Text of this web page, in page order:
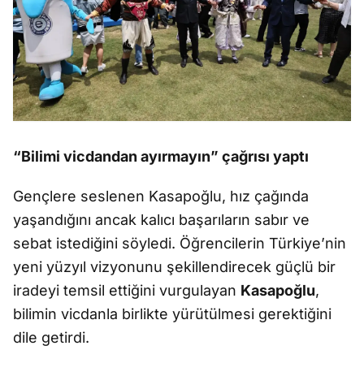
“Bilimi vicdandan ayırmayın” çağrısı yaptı
Gençlere seslenen Kasapoğlu, hız çağında
yaşandığını ancak kalıcı başarıların sabır ve
sebat istediğini söyledi. Öğrencilerin Türkiye’nin
yeni yüzyıl vizyonunu şekillendirecek güçlü bir
iradeyi temsil ettiğini vurgulayan Kasapoğlu,
bilimin vicdanla birlikte yürütülmesi gerektiğini
dile getirdi.